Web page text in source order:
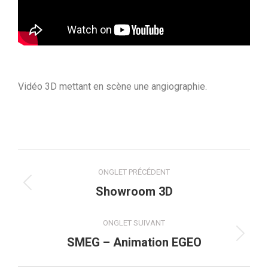
Vidéo 3D mettant en scène une angiographie.
de
commentaire
ONGLET PRÉCÉDENT
Onglet
Showroom 3D
ONGLET SUIVANT
Projets
SMEG – Animation EGEO